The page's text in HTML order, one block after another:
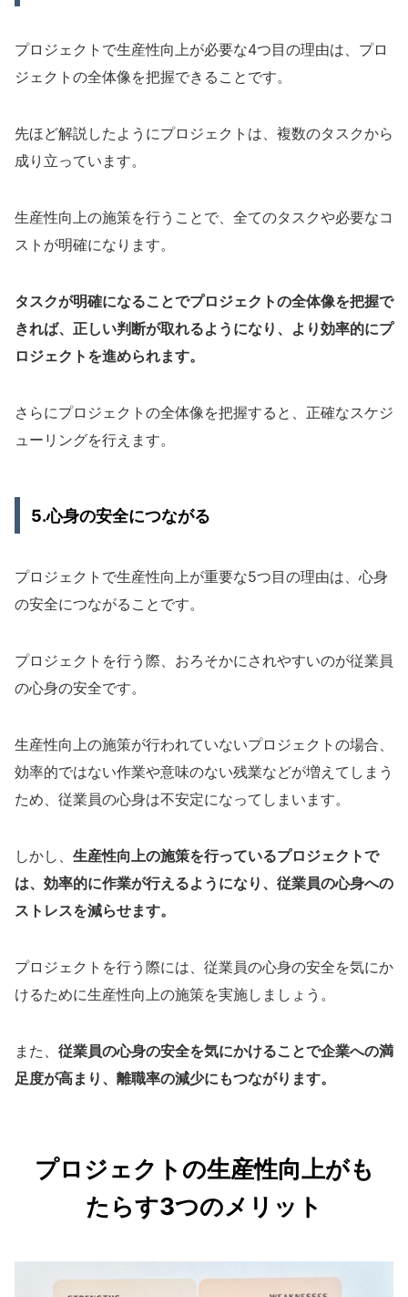
プロジェクトで生産性向上が必要な4つ目の理由は、プロ
ジェクトの全体像を把握できることです。
先ほど解説したようにプロジェクトは、複数のタスクから
成り立っています。
生産性向上の施策を行うことで、全てのタスクや必要なコ
ストが明確になります。
タスクが明確になることでプロジェクトの全体像を把握で
きれば、正しい判断が取れるようになり、より効率的にプ
ロジェクトを進められます。
さらにプロジェクトの全体像を把握すると、正確なスケジ
ューリングを行えます。
5.心身の安全につながる
プロジェクトで生産性向上が重要な5つ目の理由は、心身
の安全につながることです。
プロジェクトを行う際、おろそかにされやすいのが従業員
の心身の安全です。
生産性向上の施策が行われていないプロジェクトの場合、
効率的ではない作業や意味のない残業などが増えてしまう
ため、従業員の心身は不安定になってしまいます。
しかし、 生産性向上の施策を行っているプロジェクトで
は、効率的に作業が行えるようになり、従業員の心身への
ストレスを減らせます。
プロジェクトを行う際には、従業員の心身の安全を気にか
けるために生産性向上の施策を実施しましょう。
また、 従業員の心身の安全を気にかけることで企業への満
足度が高まり、離職率の減少にもつながります。
プロジェクトの生産性向上がも
たらす3つのメリット